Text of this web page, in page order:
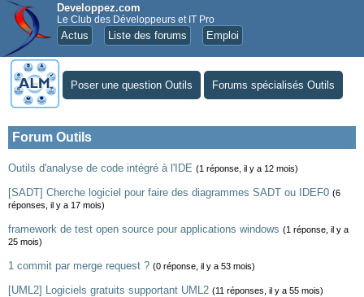
Developpez.com
Le Club des Développeurs et IT Pro
Actus Liste des forums Emploi
Poser une question Outils Forums spécialisés Outils
Forum Outils
Outils d'analyse de code intégré à l'IDE (1 réponse, il y a 12 mois)
[SADT] Cherche logiciel pour faire des diagrammes SADT ou IDEF0 (6
réponses, il y a 17 mois)
framework de test open source pour applications windows (1 réponse, il y a
25 mois)
1 commit par merge request ? (0 réponse, il y a 53 mois)
[UML2] Logiciels gratuits supportant UML2 (11 réponses, il y a 55 mois)